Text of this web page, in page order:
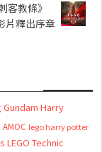
客教條》
片釋出序章
Gundam Harry
AMOC lego harry potter
LEGO Technic